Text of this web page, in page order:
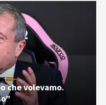
che volevamo.